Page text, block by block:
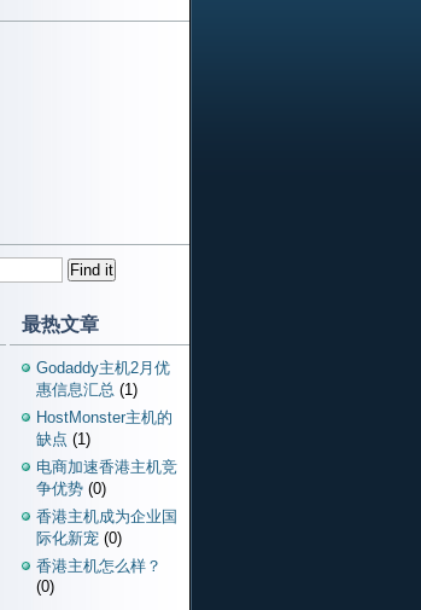
最热文章
Godaddy主机2月优
惠信息汇总 (1)
HostMonster主机的
缺点 (1)
电商加速香港主机竞
争优势 (0)
香港主机成为企业国
际化新宠 (0)
香港主机怎么样？
(0)